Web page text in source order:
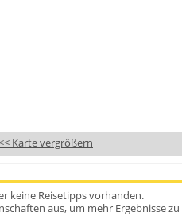
Karte vergrößern
keine Reisetipps vorhanden.
aus, um mehr Ergebnisse